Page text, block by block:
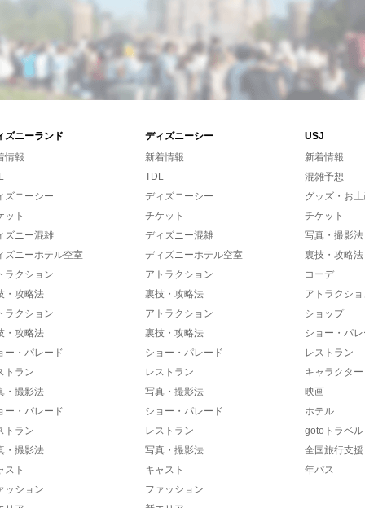
ズニーランド ディズニーシー
USJ
情報
ズニーシー
ット
ズニー混雑
ズニーホテル空室
ラクション
・攻略法
ラクション
・攻略法
ー・パレード
トラン
・撮影法
ー・パレード
トラン
・撮影法
スト
ッション
新着情報
TDL
ディズニーシー
チケット
ディズニー混雑
ディズニーホテル空室
アトラクション
裏技・攻略法
アトラクション
裏技・攻略法
ショー・パレード
レストラン
写真・撮影法
ショー・パレード
レストラン
写真・撮影法
キャスト
ファッション
新着情報
混雑予想
グッズ・お
チケット
写真・撮影法
裏技・攻略法
コーデ
アトラクシ
ショップ
ショー・パ
レストラン
キャラクター
映画
ホテル
gotoトラベル
全国旅行支援
年パス